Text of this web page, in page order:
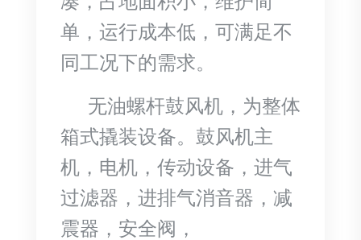
单，运行成本低，可满足不
同工况下的需求。
无油螺杆鼓风机，为整体
箱式撬装设备。鼓风机主
机，电机，传动设备，进气
过滤器，进排气消音器，减
震器，安全阀，